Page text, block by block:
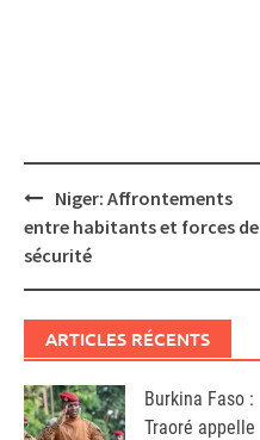
Post
navigation
Niger: Affrontements
entre habitants et forces de
sécurité
ARTICLES RÉCENTS
Burkina Faso :
Traoré appelle